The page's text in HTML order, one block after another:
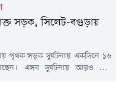
সড়ক, সিলেট-বগুড়ায়
পৃথক সড়ক দুর্ঘটনায় একদিনে ১৬
এসব দুর্ঘটনায় আরও বেশ